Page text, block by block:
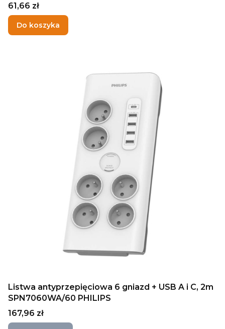
Cena
61,66 zł
Do koszyka
Listwa antyprzepięciowa 6 gniazd + USB A i C, 2m
SPN7060WA/60 PHILIPS
Cena
167,96 zł